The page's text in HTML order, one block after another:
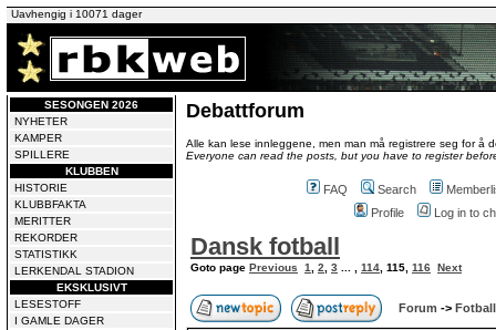
Uavhengig i 10071 dager
SESONGEN 2026
NYHETER
KAMPER
SPILLERE
KLUBBEN
HISTORIE
KLUBBFAKTA
MERITTER
REKORDER
STATISTIKK
LERKENDAL STADION
EKSKLUSIVT
LESESTOFF
I GAMLE DAGER
Debattforum
Alle kan lese innleggene, men man må registrere seg for å
Everyone can read the posts, but you have to register
FAQ Search
Profile
Log in to
Dansk fotball
Goto page Previous 1 2 3 114 115 116 Next
Forum ->